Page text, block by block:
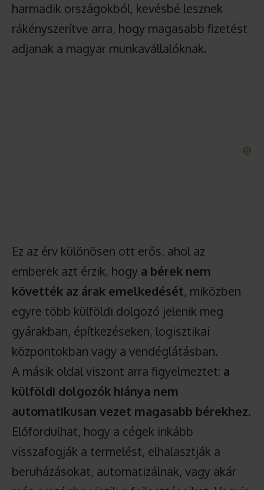
harmadik országokból, kevésbé lesznek
rákényszerítve arra, hogy magasabb fizetést
adjanak a magyar munkavállalóknak.
Ez az érv különösen ott erős, ahol az
emberek azt érzik, hogy a bérek nem
követték az árak emelkedését, miközben
egyre több külföldi dolgozó jelenik meg
gyárakban, építkezéseken, logisztikai
központokban vagy a vendéglátásban.
A másik oldal viszont arra figyelmeztet: a
külföldi dolgozók hiánya nem
automatikusan vezet magasabb bérekhez.
Előfordulhat, hogy a cégek inkább
visszafogják a termelést, elhalasztják a
beruházásokat, automatizálnak, vagy akár